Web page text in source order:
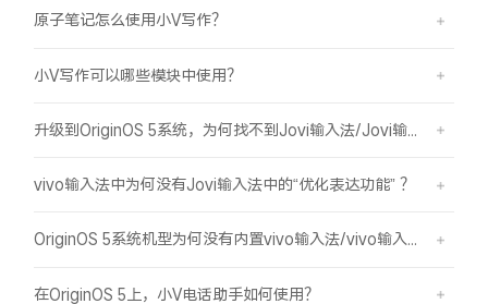
原子笔记怎么使用小V写作？
小V写作可以哪些模块中使用？
vivo输入法中为何没有Jovi输入法中的“优化表达功能” ？
OriginOS 5系统机型为何没有内置vivo输入法/vivo输入法Pro？
在OriginOS 5上，小V电话助手如何使用？